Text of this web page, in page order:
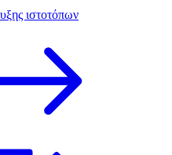
ιστοτόπων